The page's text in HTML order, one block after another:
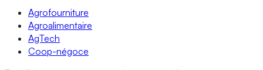
Agrofourniture
Agroalimentaire
AgTech
Coop-négoce